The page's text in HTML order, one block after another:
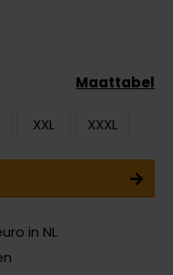
XXL XXXL
Maattabel
in NL